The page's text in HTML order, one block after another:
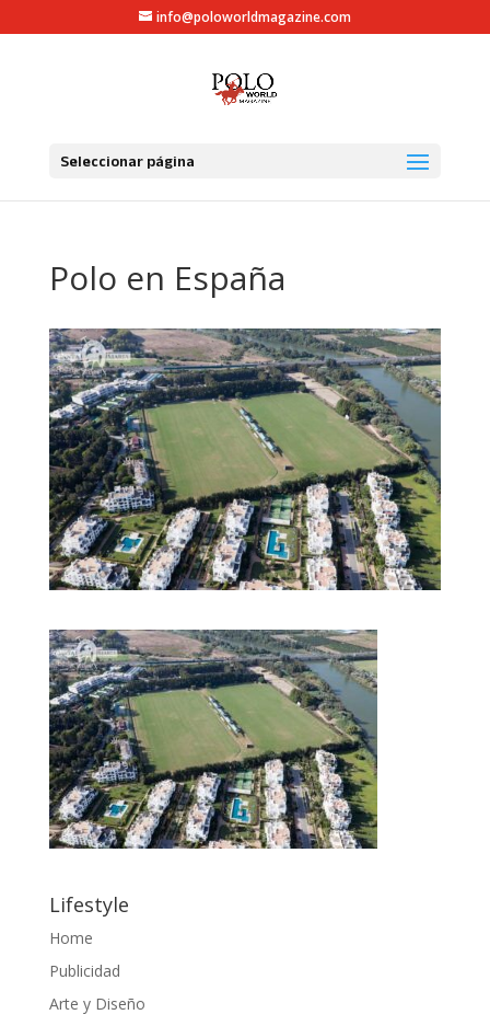
info@poloworldmagazine.com
Seleccionar página
Polo en España
Lifestyle
Home
Publicidad
Arte y Diseño